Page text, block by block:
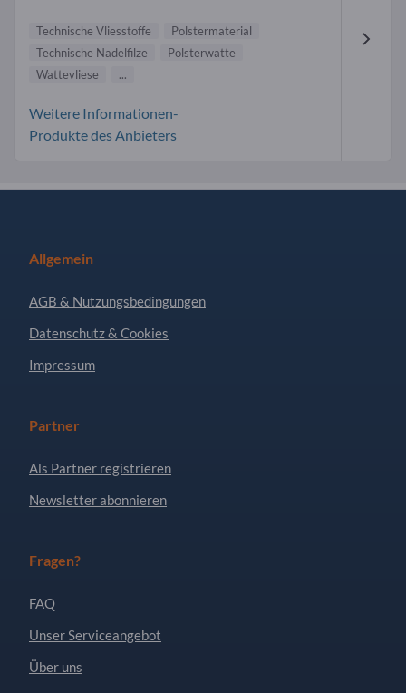
Technische Vliesstoffe
Polstermaterial
Technische Nadelfilze
Polsterwatte
Wattevliese
...
Weitere Informationen-
Produkte des Anbieters
Allgemein
AGB & Nutzungsbedingungen
Datenschutz & Cookies
Impressum
Partner
Als Partner registrieren
Newsletter abonnieren
Fragen?
FAQ
Unser Serviceangebot
Über uns